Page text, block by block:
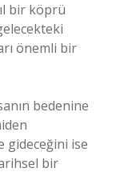
bir köprü
önemli bir
bedenine
gideceğini ise
bir